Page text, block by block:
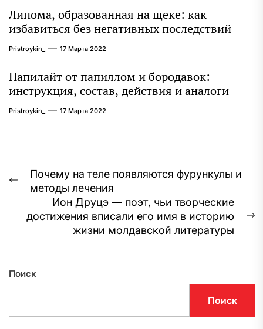
Липома, образованная на щеке: как
избавиться без негативных последствий
Pristroykin_ 17 Марта 2022
Папилайт от папиллом и бородавок:
инструкция, состав, действия и аналоги
Pristroykin_ 17 Марта 2022
Навигация
записям
Предыдущая
Почему на теле появляются фурункулы и
методы лечения
Ион Друцэ — поэт, чьи творческие
достижения вписали его имя в историю
жизни молдавской литературы
Поиск
Поиск